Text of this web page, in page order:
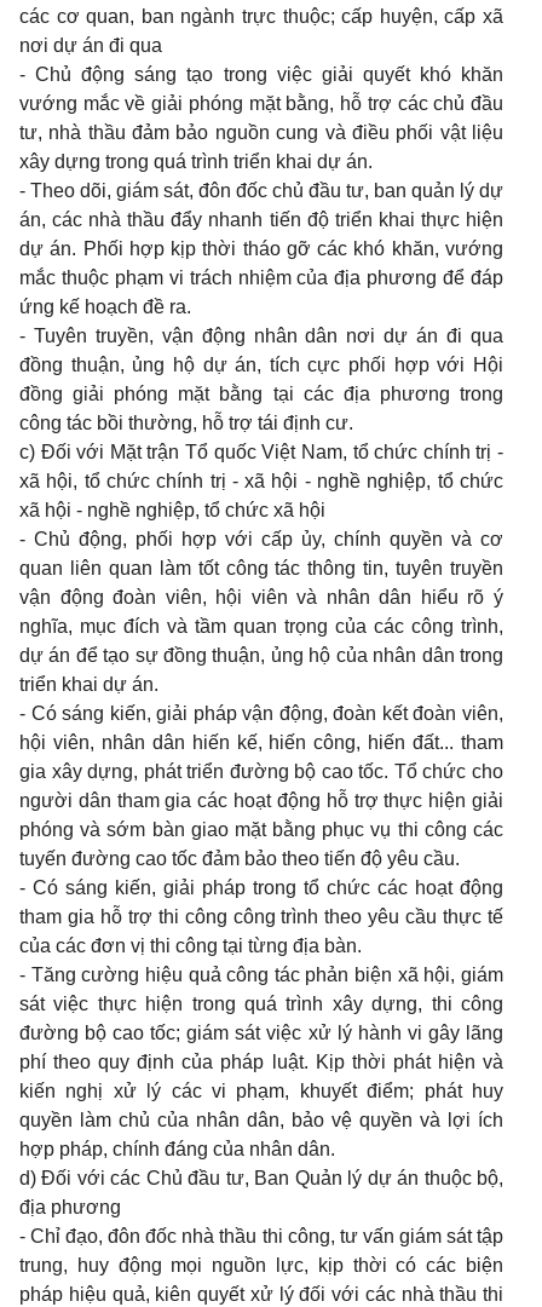
các cơ quan, ban ngành trực thuộc; cấp huyện, cấp xã
nơi dự án đi qua
- Chủ động sáng tạo trong việc giải quyết khó khăn
vướng mắc về giải phóng mặt bằng, hỗ trợ các chủ đầu
tư, nhà thầu đảm bảo nguồn cung và điều phối vật liệu
xây dựng trong quá trình triển khai dự án.
- Theo dõi, giám sát, đôn đốc chủ đầu tư, ban quản lý dự
án, các nhà thầu đẩy nhanh tiến độ triển khai thực hiện
dự án. Phối hợp kịp thời tháo gỡ các khó khăn, vướng
mắc thuộc phạm vi trách nhiệm của địa phương để đáp
ứng kế hoạch đề ra.
- Tuyên truyền, vận động nhân dân nơi dự án đi qua
đồng thuận, ủng hộ dự án, tích cực phối hợp với Hội
đồng giải phóng mặt bằng tại các địa phương trong
công tác bồi thường, hỗ trợ tái định cư.
c) Đối với Mặt trận Tổ quốc Việt Nam, tổ chức chính trị -
xã hội, tổ chức chính trị - xã hội - nghề nghiệp, tổ chức
xã hội - nghề nghiệp, tổ chức xã hội
- Chủ động, phối hợp với cấp ủy, chính quyền và cơ
quan liên quan làm tốt công tác thông tin, tuyên truyền
vận động đoàn viên, hội viên và nhân dân hiểu rõ ý
nghĩa, mục đích và tầm quan trọng của các công trình,
dự án để tạo sự đồng thuận, ủng hộ của nhân dân trong
triển khai dự án.
- Có sáng kiến, giải pháp vận động, đoàn kết đoàn viên,
hội viên, nhân dân hiến kế, hiến công, hiến đất... tham
gia xây dựng, phát triển đường bộ cao tốc. Tổ chức cho
người dân tham gia các hoạt động hỗ trợ thực hiện giải
phóng và sớm bàn giao mặt bằng phục vụ thi công các
tuyến đường cao tốc đảm bảo theo tiến độ yêu cầu.
- Có sáng kiến, giải pháp trong tổ chức các hoạt động
tham gia hỗ trợ thi công công trình theo yêu cầu thực tế
của các đơn vị thi công tại từng địa bàn.
- Tăng cường hiệu quả công tác phản biện xã hội, giám
sát việc thực hiện trong quá trình xây dựng, thi công
đường bộ cao tốc; giám sát việc xử lý hành vi gây lãng
phí theo quy định của pháp luật. Kịp thời phát hiện và
kiến nghị xử lý các vi phạm, khuyết điểm; phát huy
quyền làm chủ của nhân dân, bảo vệ quyền và lợi ích
hợp pháp, chính đáng của nhân dân.
d) Đối với các Chủ đầu tư, Ban Quản lý dự án thuộc bộ,
địa phương
- Chỉ đạo, đôn đốc nhà thầu thi công, tư vấn giám sát tập
trung, huy động mọi nguồn lực, kịp thời có các biện
pháp hiệu quả, kiên quyết xử lý đối với các nhà thầu thi